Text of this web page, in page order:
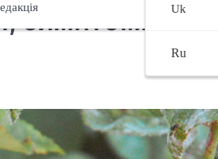
Uk
Ru
симптомы и